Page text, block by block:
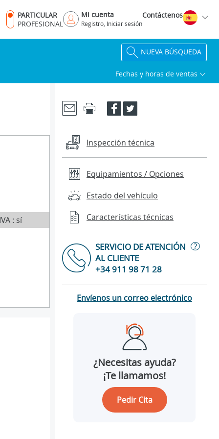
PARTICULAR
PROFESIONAL
Mi cuenta
Registro, Iniciar sesión
Contáctenos
NUEVA BÚSQUEDA
Fechas y horas de ventas
IVA : sí
Inspección técnica
Equipamientos / Opciones
Estado del vehículo
Características técnicas
SERVICIO DE ATENCIÓN
AL CLIENTE
?
+34 911 98 71 28
Envíenos un correo electrónico
¿Necesitas ayuda?
¡Te llamamos!
Pedir Cita